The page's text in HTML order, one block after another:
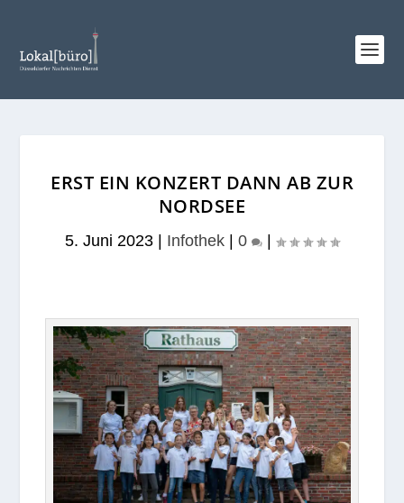
ERST EIN KONZERT DANN AB ZUR
NORDSEE
5. Juni 2023 Infothek 0